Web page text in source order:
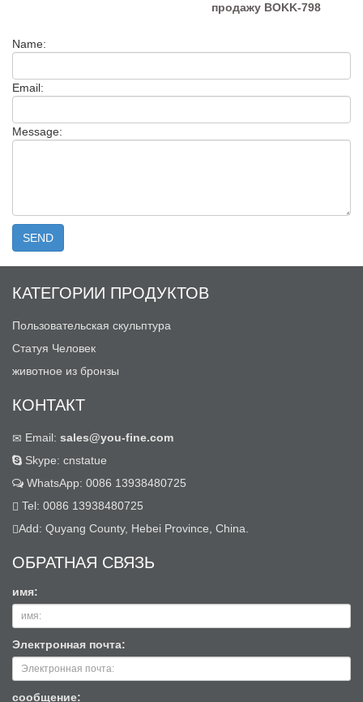
продажу BOKK-798
Name:
Email:
Message:
КАТЕГОРИИ ПРОДУКТОВ
Пользовательская скульптура
Статуя Человек
животное из бронзы
КОНТАКТ
Email: sales@you-fine.com
Skype: cnstatue
WhatsApp: 0086 13938480725
Tel: 0086 13938480725
Add: Quyang County, Hebei Province, China.
ОБРАТНАЯ СВЯЗЬ
имя:
Электронная почта:
сообщение: